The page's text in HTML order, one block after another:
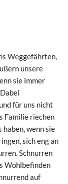
Weggefährten,
unsere
sie immer
für uns nicht
Familie riechen
haben, wenn sie
sich eng an
Schnurren
Wohlbefinden
auf